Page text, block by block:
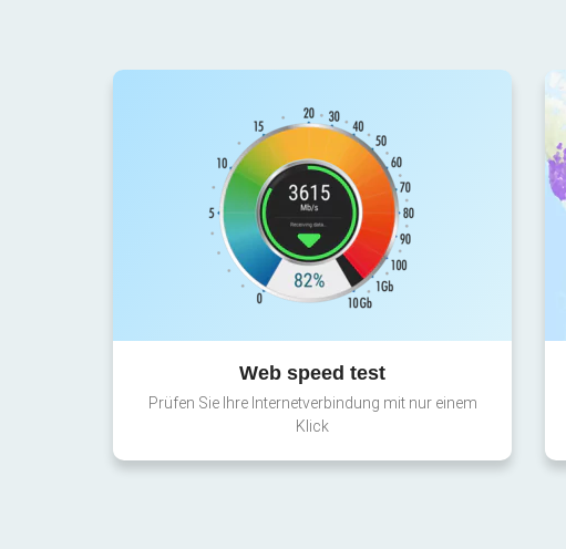
Web speed test
Prüfen Sie Ihre Internetverbindung mit nur einem
Klick